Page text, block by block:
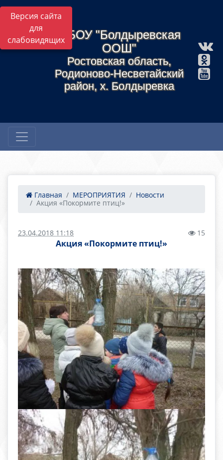
Версия сайта
для
слабовидящихМБОУ "Болдыревская
ООШ"
Ростовская область,
Родионово-Несветайский
район, х. Болдыревка
Главная МЕРОПРИЯТИЯ
Новости
Акция «Покормите птиц!»
23.04.2018 11:18 15
Акция «Покормите птиц!»